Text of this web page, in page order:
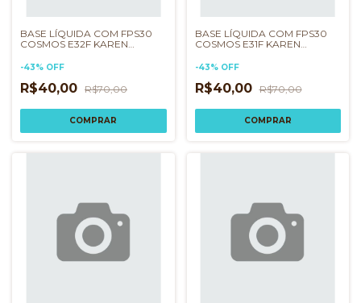
BASE LÍQUIDA COM FPS30
COSMOS E32F KAREN
-43% OFF
R$40,00 R$70,00
BASE LÍQUIDA COM FPS30
COSMOS E31F KAREN
-43% OFF
R$40,00 R$70,00